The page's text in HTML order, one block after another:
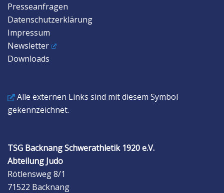
Presseanfragen
Datenschutzerklärung
Impressum
Newsletter
Downloads
Alle externen Links sind mit diesem Symbol
gekennzeichnet.
TSG Backnang Schwerathletik 1920 e.V.
Abteilung Judo
Rötlensweg 8/1
71522 Backnang